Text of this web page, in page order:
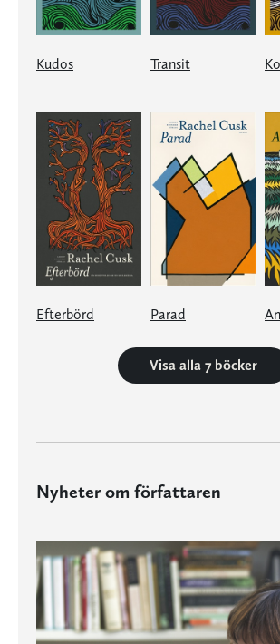
Kudos Transit
Efterbörd Parad
Visa alla 7 böcker
Nyheter om författaren